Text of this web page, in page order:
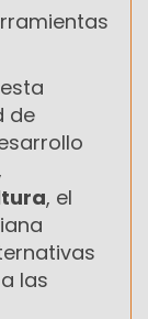
de
, el
las